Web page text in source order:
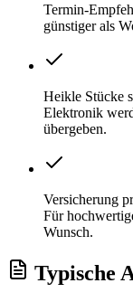
Termin-
günstiger als
Heikle Stücke
Elektronik
übergeben.
Versicherung
Für
Wunsch.
Typische